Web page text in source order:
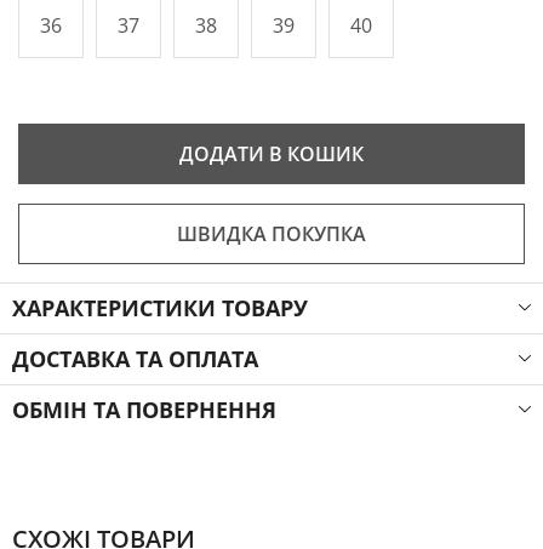
36 37 38 39 40
ДОДАТИ В КОШИК
ШВИДКА ПОКУПКА
ХАРАКТЕРИСТИКИ ТОВАРУ
ДОСТАВКА ТА ОПЛАТА
ОБМІН ТА ПОВЕРНЕННЯ
СХОЖІ ТОВАРИ